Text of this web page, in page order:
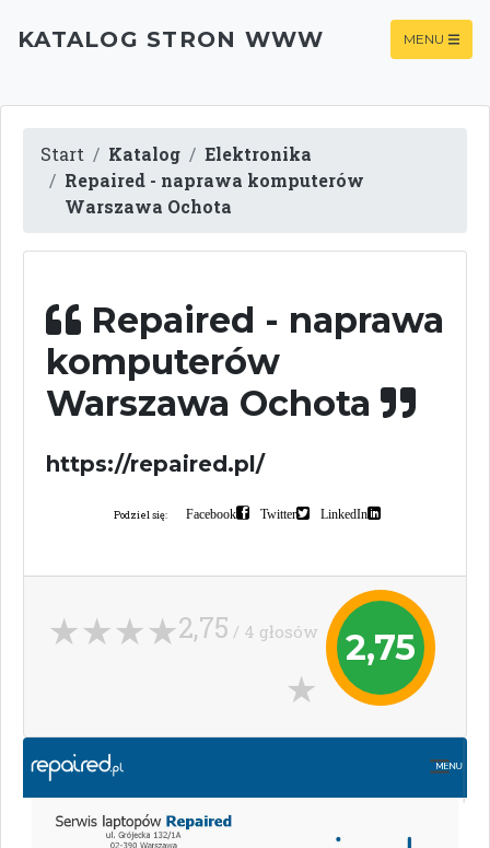
KATALOG STRON WWW MENU
Start Katalog
Elektronika
Repaired - naprawa komputerów
Warszawa Ochota
Repaired - naprawa
komputerów
Warszawa Ochota
https://repaired.pl/
Podziel się: Facebook Twitter LinkedIn
2,75
2,75 / 4 głosów